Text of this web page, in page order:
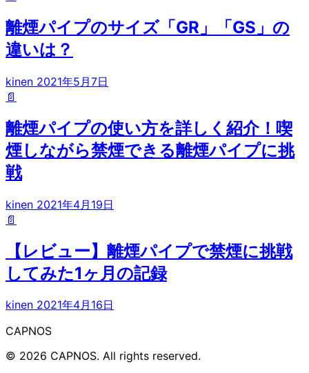
離煙パイプのサイズ「GR」「GS」の
違いは？
kinen 2021年5月7日
📄
離煙パイプの使い方を詳しく紹介！喫
煙しながら禁煙できる離煙パイプに挑
戦
kinen 2021年4月19日
📄
【レビュー】離煙パイプで禁煙に挑戦
してみた1ヶ月の記録
kinen 2021年4月16日
CAPNOS
© 2026 CAPNOS. All rights reserved.